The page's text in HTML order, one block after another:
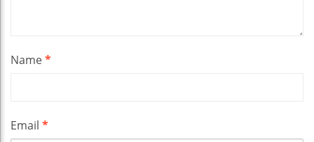
Name*
Email *